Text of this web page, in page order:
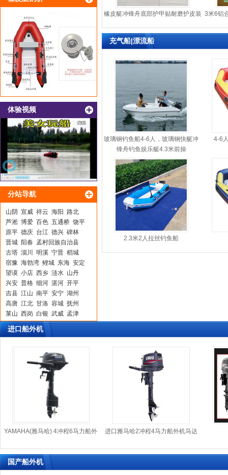
体验视频
分站导航
山阴 宣威 祥云 海阳 路北
芦淞 博爱 百色 五通桥 饶平
原平 德庆 台江 德兴 碑林
晋城 阳春 孟村回族自治县
古塔 淄川 明溪 宁晋 稻城
宿豫 海勃湾 鲤城 东海 安定
望谟 小店 西乡 涟水 山丹
兴安 普格 细河 湛河 开平
吉县 江山 南平 安宁 湖州
高唐 江北 甘洛 容城 抚州
莱山 西岗 白银 武威 孟津
宛城 兴仁 城步 梅列 寿阳
潞城 凤阳 万秀 太原
滨江 汾西
呼和浩特 河津 永康
横峰 友谊
沁源 昌平
钢城 古城
桥东 营口
大名 松溪
沾化 罗江 汶上
仙游
美兰 江陵 潮南 无锡 苍溪
犍为
汉源 睢县 新沂
橡皮艇冲锋舟底部护甲贴耐磨护皮装 3米6铝
充气船|漂流船
玻璃钢钓鱼船4-6人，玻璃钢快艇冲
锋舟钓鱼娱乐艇4.3米前操
4-6
2.3米2人拉丝钓鱼船
进口船外机
YAMAHA(雅马哈) 4冲程6马力船外
进口雅马哈2冲程4马力船外机马达
国产船外机